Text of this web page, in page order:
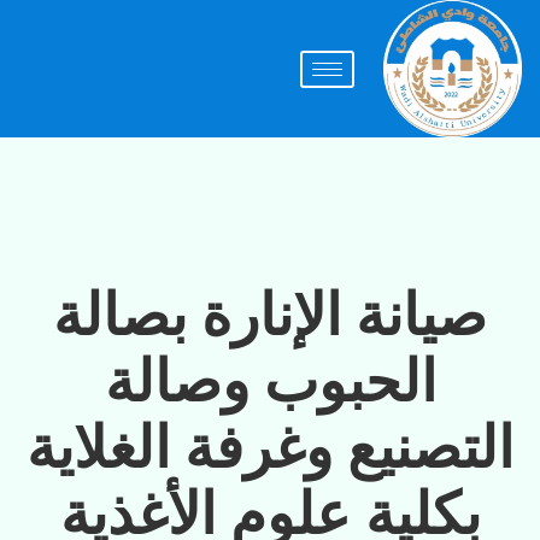
صيانة الإنارة بصالة
الحبوب وصالة
التصنيع وغرفة الغلاية
بكلية علوم الأغذية